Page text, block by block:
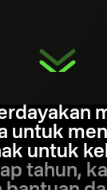
untuk
untuk
tahun,